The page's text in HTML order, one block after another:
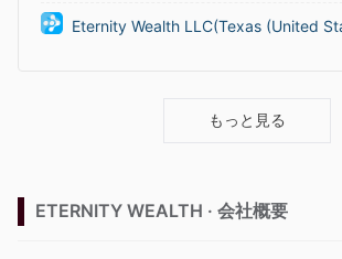
Eternity Wealth LLC(Texas (United
もっと見る
ETERNITY WEALTH · 会社概要